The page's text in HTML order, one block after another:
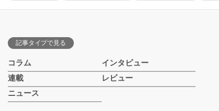
記事タイプで見る
コラム
インタビュー
連載
レビュー
ニュース